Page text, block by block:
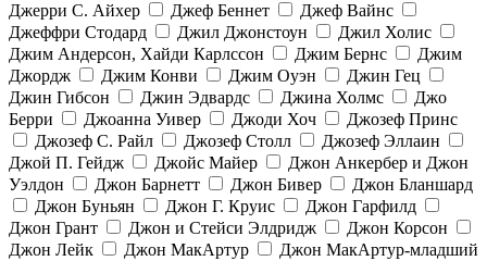
Джерри С. Айхер
Джеф Беннет
Джеф Вайнс
Джеффри Стодард
Джил Джонстоун
Джил Холис
Джим Андерсон, Хайди Карлссон
Джим Бернс
Джим
Джордж
Джим Конви Джим Оуэн
Джин Гец
Джин Гибсон
Джин Эдвардс Джина Холмс
Джо
Берри
Джоанна Уивер Джоди Хоч
Джозеф Принс
Джозеф С. Райл
Джозеф Столл
Джозеф Эллаин
Джой П. Гейдж
Джойс Майер
Джон Анкербер и Джон
Уэлдон
Джон Барнетт Джон Бивер
Джон Бланшард
Джон Буньян
Джон Г. Круис
Джон Гарфилд
Джон Грант
Джон и Стейси Элдридж
Джон Корсон
Джон Лейк
Джон МакАртур
Джон МакАртур-младший